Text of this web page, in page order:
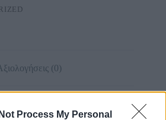
Process My Personal
(0)